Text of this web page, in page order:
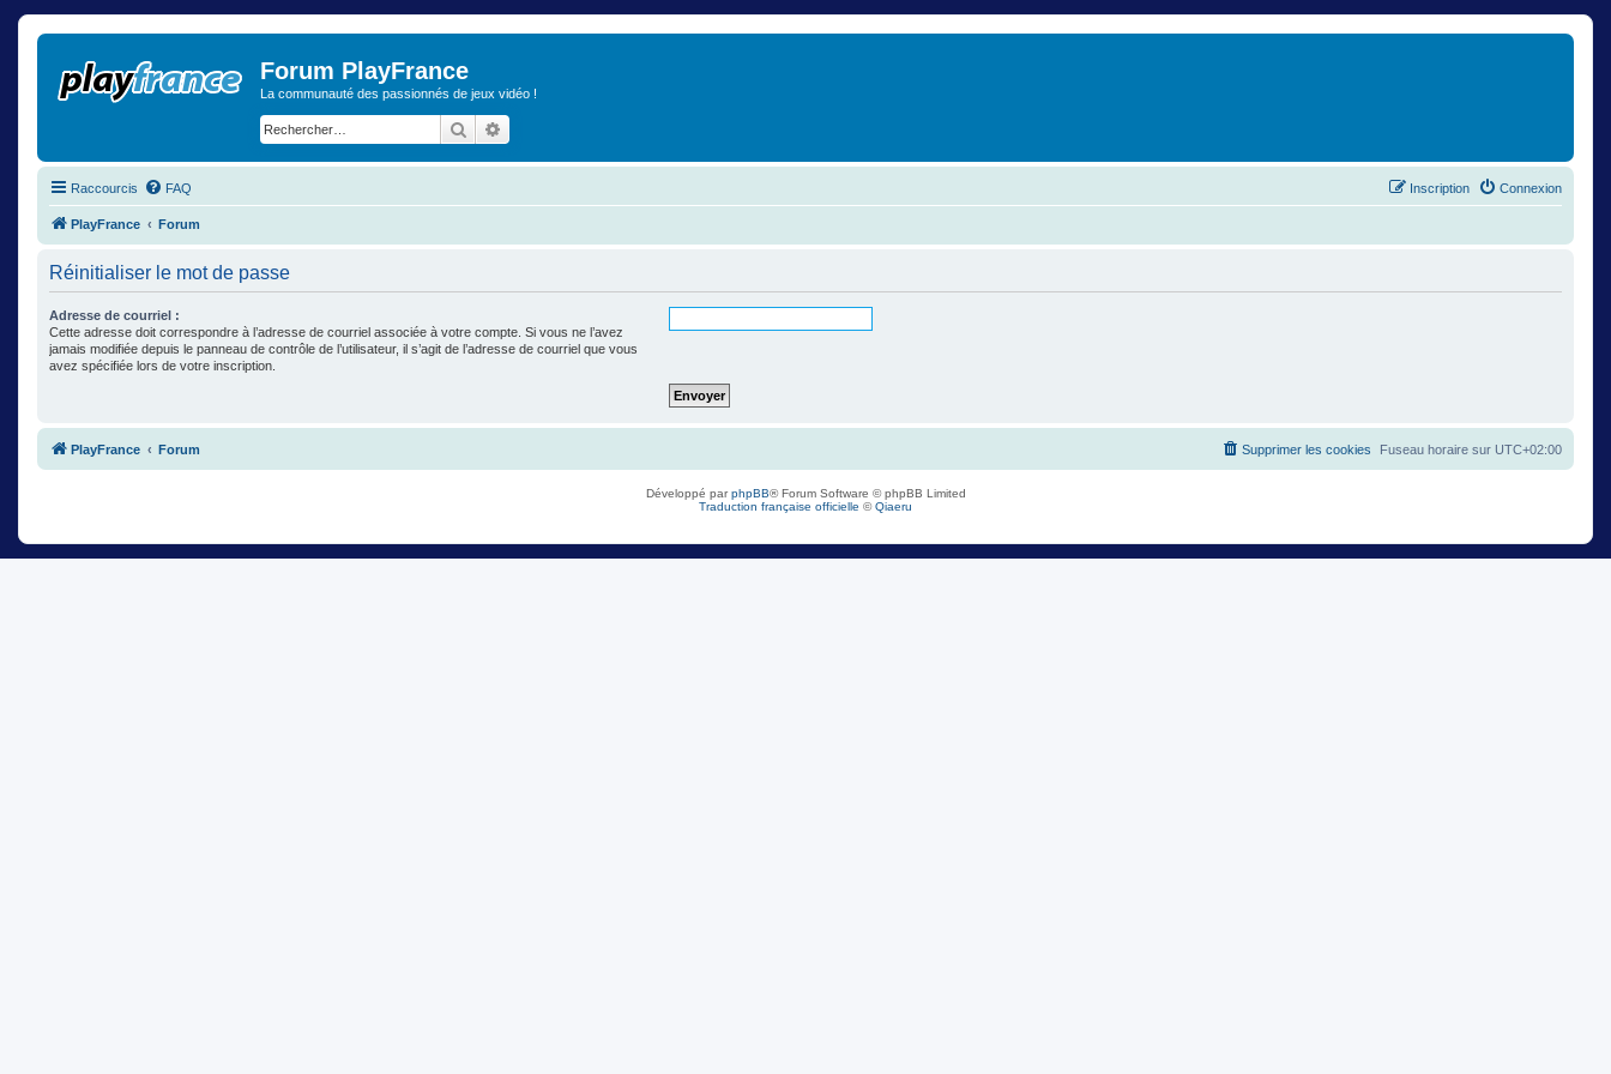
Forum PlayFrance
La communauté des passionnés de jeux vidéo !
Rechercher
Raccourcis FAQ Connexion
Inscription
PlayFrance Forum
Réinitialiser le mot de passe
Adresse de courriel :
Cette adresse doit correspondre à l’adresse de courriel associée à votre compte. Si vous ne l’avez
jamais modifiée depuis le panneau de contrôle de l’utilisateur, il s’agit de l’adresse de courriel que vous
avez spécifiée lors de votre inscription.
PlayFrance Forum Fuseau horaire sur UTC+02:00
Supprimer les cookies
Développé parphpBB® Forum Software © phpBB Limited
Traduction française officielle ©Qiaeru